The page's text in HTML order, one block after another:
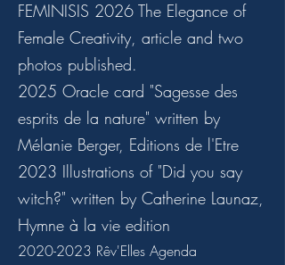
FEMINISIS 2026 The Elegance of
Female Creativity, article and two
photos published.
2025 Oracle card "Sagesse des
esprits de la nature" written by
Mélanie Berger, Editions de l'Etre
2023 Illustrations of "Did you say
witch?" written by Catherine Launaz,
Hymne à la vie edition
2020-2023 Rêv'Elles Agenda